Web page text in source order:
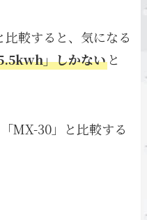
較すると、気になる
」しかない と
MX-30」と比較する